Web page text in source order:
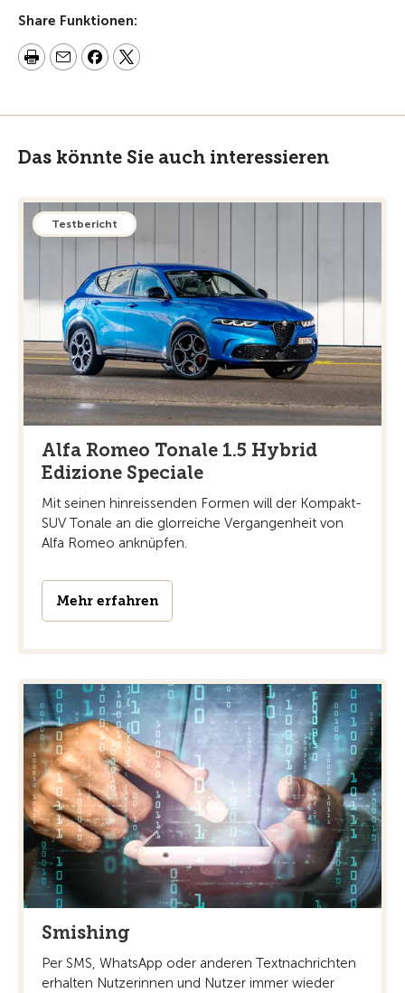
Share Funktionen:
Das könnte Sie auch interessieren
Testbericht
Alfa Romeo Tonale 1.5 Hybrid
Edizione Speciale
Mit seinen hinreissenden Formen will der Kompakt-
SUV Tonale an die glorreiche Vergangenheit von
Alfa Romeo anknüpfen.
Mehr erfahren
Smishing
Per SMS, WhatsApp oder anderen Textnachrichten
erhalten Nutzerinnen und Nutzer immer wieder